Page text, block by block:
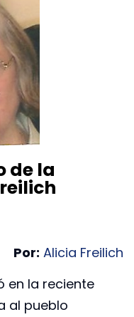
de la
Por: Alicia Freilich
en la reciente
al pueblo